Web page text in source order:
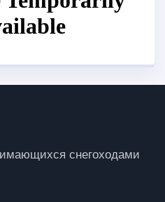
снегоходами